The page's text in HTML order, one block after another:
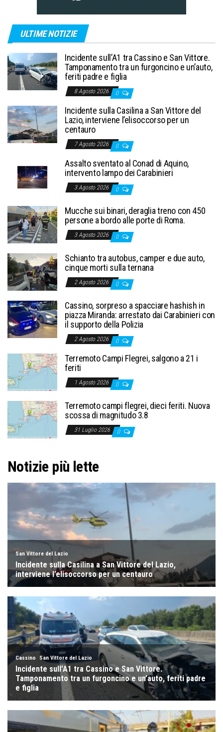
ULTIME NOTIZIE
Incidente sull’A1 tra Cassino e San Vittore.
Tamponamento tra un furgoncino e un’auto,
feriti padre e figlia
8 Agosto 2026 0
Incidente sulla Casilina a San Vittore del
Lazio, interviene l’elisoccorso per un
centauro
7 Agosto 2026 0
Assalto sventato al Conad di Aquino,
intervento lampo dei Carabinieri
3 Agosto 2026 0
Mucche sui binari, deraglia treno con 450
persone a bordo alle porte di Roma.
3 Agosto 2026 0
Schianto tra autobus, camper e due auto,
cinque morti sulla ternana
2 Agosto 2026 0
Cassino, sorpreso a spacciare hashish in
piazza Miranda: arrestato dai Carabinieri con
il supporto della Polizia
2 Agosto 2026 0
Terremoto Campi Flegrei, salgono a 21 i
feriti
1 Agosto 2026 0
Terremoto campi flegrei, dieci feriti. Nuova
scossa di magnitudo 3.8
31 Luglio 2026 0
Notizie più lette